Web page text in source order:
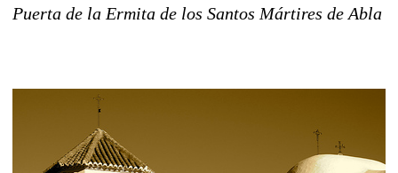
Puerta de la Ermita de los Santos Mártires de Abla